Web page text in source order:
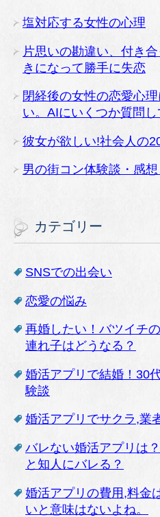
塩対応する女性の心理
片思いの勘違い、付き
きになって勝手に失恋
閉経後の女性の恋愛心
い。AIにいくつか質問し
彼女が欲しい!社会人の
男の街コン体験談・感
カテゴリー
SNSでの出会い
恋愛の悩み
再婚したい！バツイチ
連れ子はどうなる？
婚活アプリで結婚！30
験談
婚活アプリでサクラ,業
バレない婚活アプリは
と知人にバレる？
婚活アプリの費用,料金
いと意味はないよね。